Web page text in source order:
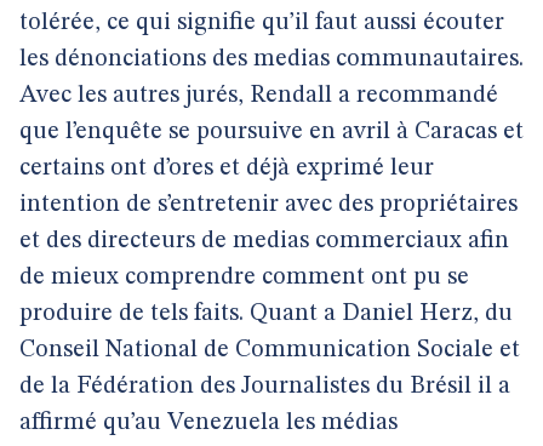
tolérée, ce qui signifie qu’il faut aussi écouter
les dénonciations des medias communautaires.
Avec les autres jurés, Rendall a recommandé
que l’enquête se poursuive en avril à Caracas et
certains ont d’ores et déjà exprimé leur
intention de s’entretenir avec des propriétaires
et des directeurs de medias commerciaux afin
de mieux comprendre comment ont pu se
produire de tels faits. Quant a Daniel Herz, du
Conseil National de Communication Sociale et
de la Fédération des Journalistes du Brésil il a
affirmé qu’au Venezuela les médias